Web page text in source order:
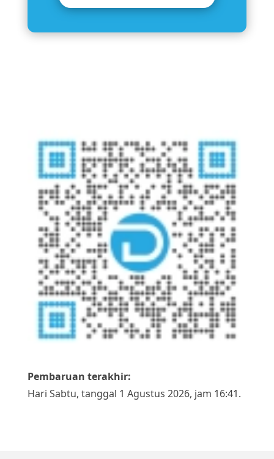
Pembaruan terakhir:
Hari Sabtu, tanggal 1 Agustus 2026, jam 16:41.